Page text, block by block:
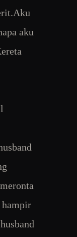
aku
hampir